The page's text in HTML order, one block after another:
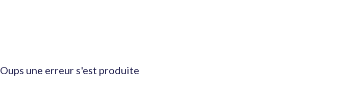
Oups une erreur s'est produite